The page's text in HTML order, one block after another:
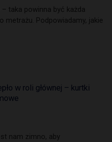
taka powinna być każda
metrażu. Podpowiadamy, jakie
w roli głównej – kurtki
nam zimno, aby